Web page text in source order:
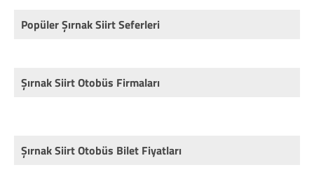
Popüler Şırnak Siirt Seferleri
Şırnak Siirt Otobüs Firmaları
Şırnak Siirt Otobüs Bilet Fiyatları